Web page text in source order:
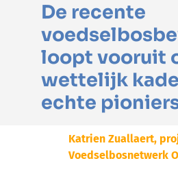
De recente
loopt vooruit
wettelijk
echte
Katrien Zuallaert,
Voedselbosnetwerk